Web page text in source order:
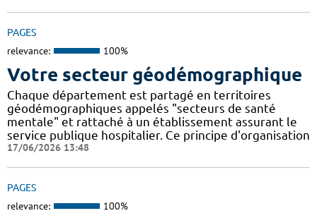
PAGES
relevance: 100%
Votre secteur géodémographique
Chaque département est partagé en territoires
géodémographiques appelés "secteurs de santé
mentale" et rattaché à un établissement assurant le
service publique hospitalier. Ce principe d'organisation
17/06/2026 13:48
PAGES
relevance: 100%